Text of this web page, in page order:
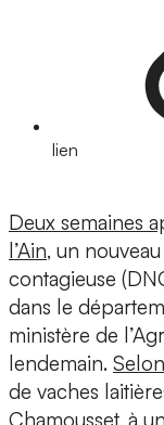
lien
Deux semaines
l’Ain, un
contagieuse
dans le
ministère de
lendemain.
de vaches
Chamousset, à